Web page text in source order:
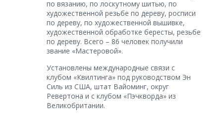
по вязанию, по лоскутному шитью, по
художественной резьбе по дереву, росписи
по дереву, по художественной вышивке,
художественной обработке бересты, резьбе
по дереву. Всего – 86 человек получили
звание «Мастеровой».
Установлены международные связи с
клубом «Квилтинга» под руководством Эн
Силь из США, штат Вайоминг, округ
Ревертона и с клубом «Пэчкворда» из
Великобритании.